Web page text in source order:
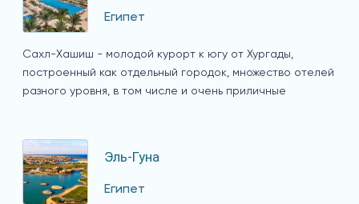
Египет
Сахл-Хашиш - молодой курорт к югу от Хургады,
построенный как отдельный городок, множество отелей
разного уровня, в том числе и очень приличные
Эль-Гуна
Египет